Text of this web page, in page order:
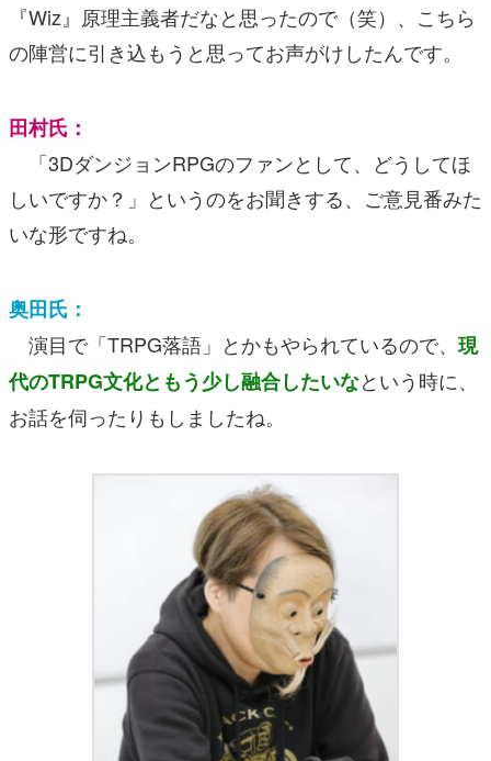
『Wiz』原理主義者だなと思ったので（笑）、こちら
の陣営に引き込もうと思ってお声がけしたんです。
田村氏：
「3DダンジョンRPGのファンとして、どうしてほ
しいですか？」というのをお聞きする、ご意見番みた
いな形ですね。
奥田氏：
演目で「TRPG落語」とかもやられているので、 現
代のTRPG文化ともう少し融合したいなという時に、
お話を伺ったりもしましたね。